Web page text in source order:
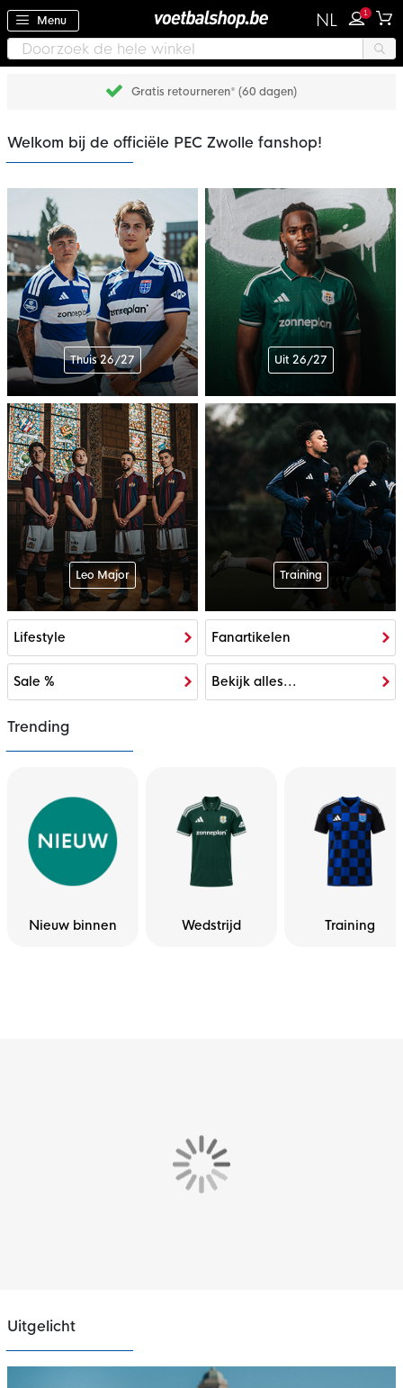
Menu NL 1
Gratis retourneren* (60 dagen)
Welkom bij de officiële PEC Zwolle fanshop!
Thuis 26/27 Uit 26/27
Leo Major Training
Lifestyle Fanartikelen
Sale % Bekijk alles...
Trending
Nieuw binnen Wedstrijd Training
Uitgelicht